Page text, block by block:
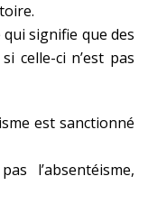
signifie que des
celle-ci n’est pas
est sanctionné
l’absentéisme,